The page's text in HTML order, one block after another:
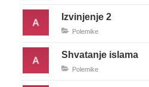
Izvinjenje 2
Polemike
Shvatanje islama
Polemike